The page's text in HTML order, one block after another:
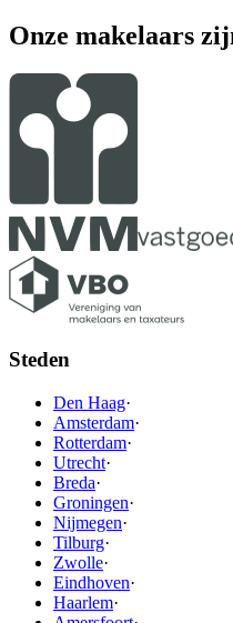
Onze makelaars
Steden
Den Haag·
Amsterdam·
Rotterdam·
Utrecht·
Breda·
Groningen·
Nijmegen·
Tilburg·
Zwolle·
Eindhoven·
Haarlem·